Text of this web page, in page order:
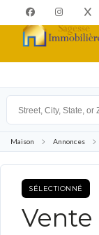
Maison Annonces
SÉLECTIONNÉ
Vente